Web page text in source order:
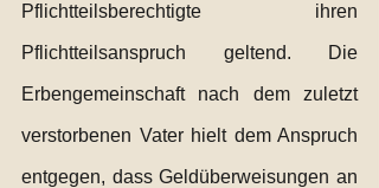
Pflichtteilsberechtigte ihren
Pflichtteilsanspruch geltend. Die
Erbengemeinschaft nach dem zuletzt
verstorbenen Vater hielt dem Anspruch
entgegen, dass Geldüberweisungen an